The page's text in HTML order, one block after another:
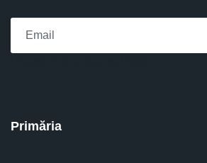
Primăria